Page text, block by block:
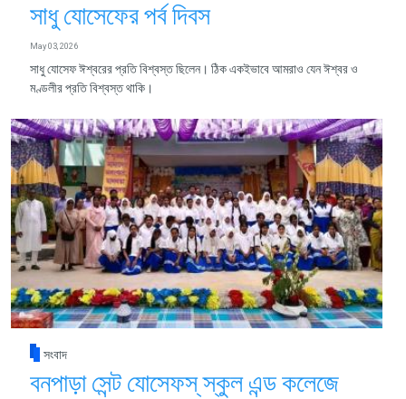
সাধু যোসেফের পর্ব দিবস
May 03, 2026
সাধু যোসেফ ঈশ্বরের প্রতি বিশ্বস্ত ছিলেন। ঠিক একইভাবে আমরাও যেন ঈশ্বর ও
মণ্ডলীর প্রতি বিশ্বস্ত থাকি।
সংবাদ
বনপাড়া সেন্ট যোসেফস্ স্কুল এন্ড কলেজে